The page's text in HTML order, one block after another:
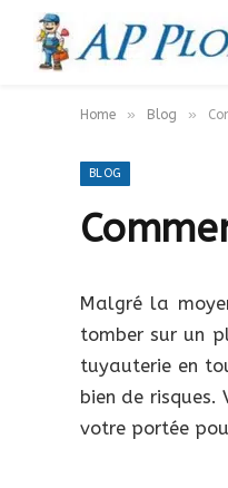
Home » Blog »
BLOG
Malgré la
tomber sur un
tuyauterie en
bien de
votre portée